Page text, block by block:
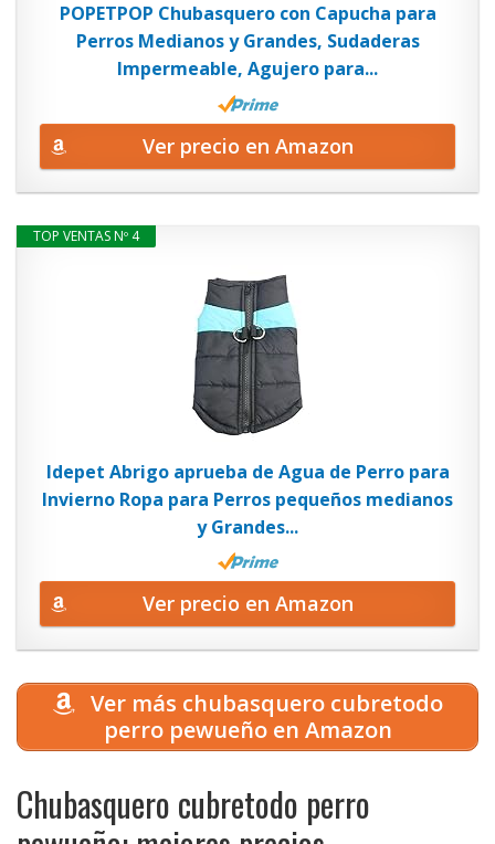
POPETPOP Chubasquero con Capucha para
Perros Medianos y Grandes, Sudaderas
Impermeable, Agujero para...
Ver precio en Amazon
TOP VENTAS Nº 4
Idepet Abrigo aprueba de Agua de Perro para
Invierno Ropa para Perros pequeños medianos
y Grandes...
Ver precio en Amazon
Ver más chubasquero cubretodo
perro pewueño en Amazon
Chubasquero cubretodo perro